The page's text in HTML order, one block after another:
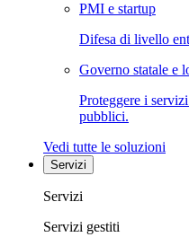
PMI e startup
Difesa di livello
Governo statale e
Proteggere i
pubblici.
Vedi tutte le soluzioni
Servizi
Servizi
Servizi gestiti